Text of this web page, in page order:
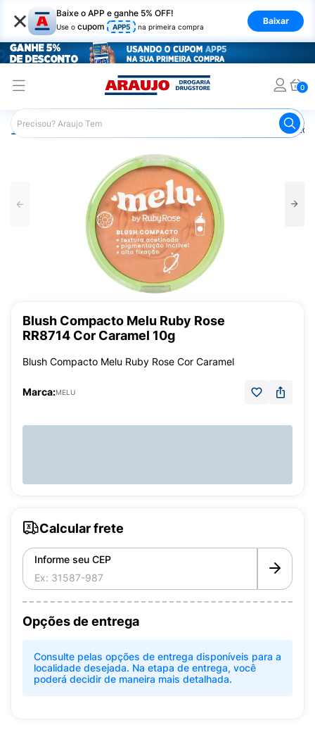
× Baixe o APP e ganhe 5% OFF!
Use o cupom APP5 na primeira compra
Baixar
0
Araujo Maquiagem Blush Compacto
Blush Compacto Melu Ruby Rose
RR8714 Cor Caramel 10g
Blush Compacto Melu Ruby Rose Cor Caramel
Marca:MELU
Calcular frete
Informe seu CEP
Opções de entrega
Consulte pelas opções de entrega disponíveis para a
localidade desejada. Na etapa de entrega, você
poderá decidir de maneira mais detalhada.